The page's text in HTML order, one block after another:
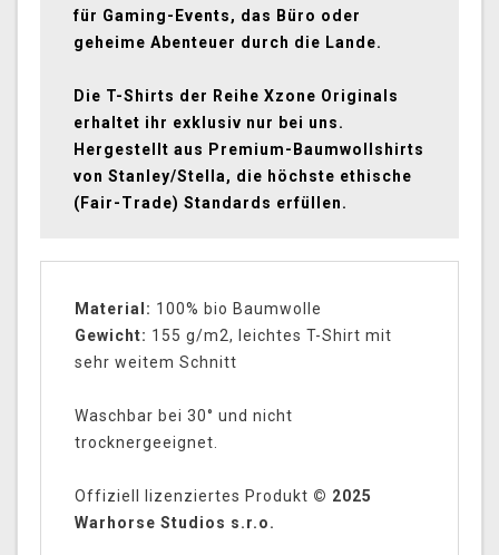
für Gaming-Events, das Büro oder
geheime Abenteuer durch die Lande.
Die T-Shirts der Reihe Xzone Originals
erhaltet ihr exklusiv nur bei uns.
Hergestellt aus Premium-Baumwollshirts
von Stanley/Stella, die höchste ethische
(Fair-Trade) Standards erfüllen.
Material: 100% bio Baumwolle
Gewicht: 155 g/m2, leichtes T-Shirt mit
sehr weitem Schnitt
Waschbar bei 30° und nicht
trocknergeeignet.
Offiziell lizenziertes Produkt © 2025
Warhorse Studios s.r.o.